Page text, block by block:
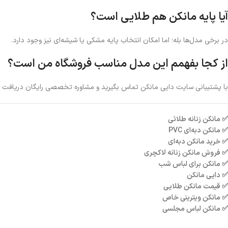
آیا پایه مانکن هم طلایی است؟
در برخی مدل‌ها بله؛ اما امکان انتخاب پایه مشکی یا شیشه‌ای نیز وجود دارد.
از کجا بفهمم این مدل مناسب فروشگاه من است؟
با پشتیبانی سایت دایی مانکن تماس بگیرید و مشاوره تخصصی رایگان دریافت
✅ مانکن زنانه طلائی
✅ مانکن دبه‌ای PVC
✅ خرید مانکن دبه‌ای
✅ فروش مانکن زنانه لاکچری
✅ مانکن برای لباس شب
✅ دایی مانکن
✅ قیمت مانکن طلایی
✅ مانکن ویترینی خاص
✅ مانکن لباس مجلسی